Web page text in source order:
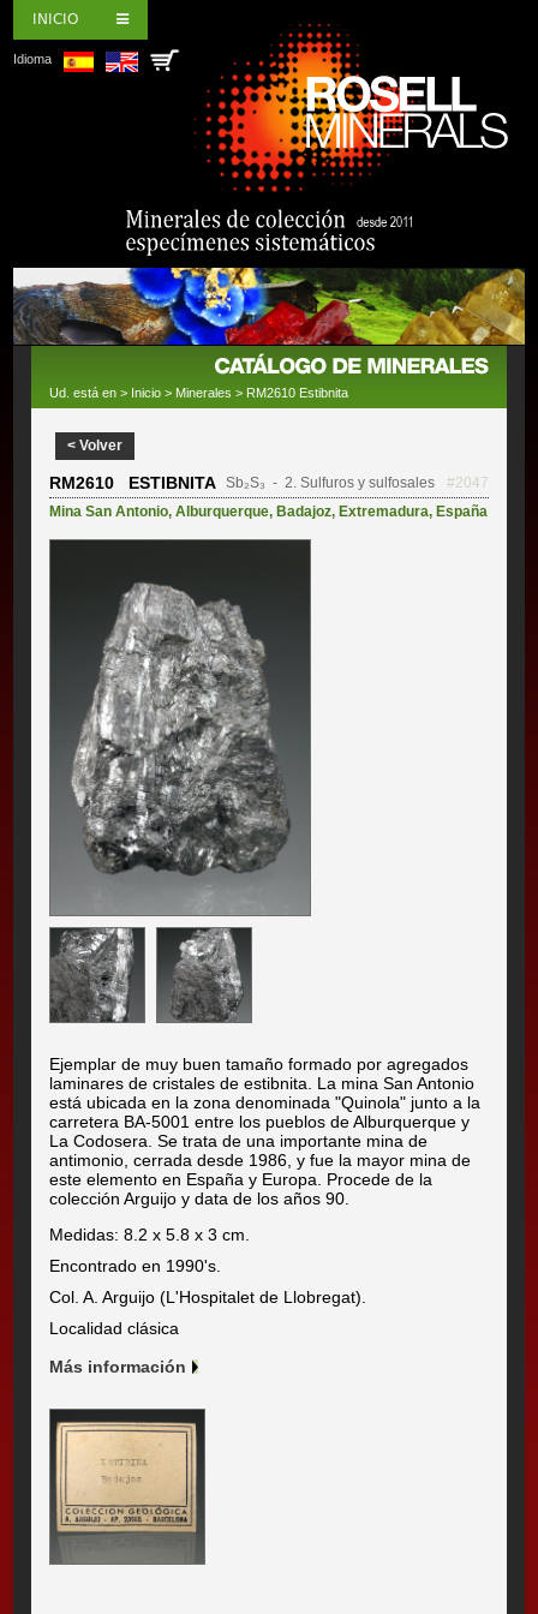
INICIO
Idioma
Ud. está en > Inicio > Minerales > RM2610 Estibnita
< Volver
RM2610 ESTIBNITA Sb₂S₃ - 2. Sulfuros y sulfosales
#2047
Mina San Antonio,Alburquerque, Badajoz, Extremadura, España
Ejemplar de muy buen tamaño formado por agregados
laminares de cristales de estibnita. La mina San Antonio
está ubicada en la zona denominada "Quinola" junto a la
carretera BA-5001 entre los pueblos de Alburquerque y
La Codosera. Se trata de una importante mina de
antimonio, cerrada desde 1986, y fue la mayor mina de
este elemento en España y Europa. Procede de la
colección Arguijo y data de los años 90.
Medidas: 8.2 x 5.8 x 3 cm.
Encontrado en 1990's.
Col. A. Arguijo (L'Hospitalet de Llobregat).
Localidad clásica
Más información